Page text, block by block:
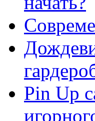
Pin Up